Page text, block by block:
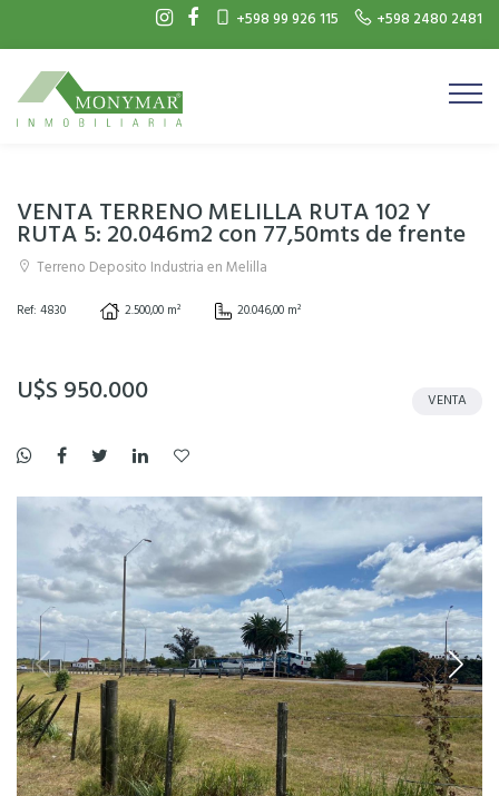
+598 99 926 115 +598 2480 2481
VENTA TERRENO MELILLA RUTA 102 Y
RUTA 5: 20.046m2 con 77,50mts de frente
Terreno Deposito Industria en Melilla
Ref: 4830 2.500,00 m² 20.046,00 m²
U$S 950.000 VENTA